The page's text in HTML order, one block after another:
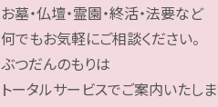
お墓・仏壇・霊園・終活・法要など
何でもお気軽にご相談ください。
ぶつだんのもりは
トータルサービスでご案内いたしま